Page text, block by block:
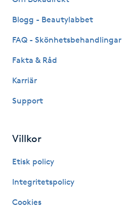
Katun fransar
Kemisk peeling
Blogg - Beautylabbet
FAQ - Skönhetsbehandlingar
Fakta & Råd
Karriär
Support
Villkor
Etisk policy
Integritetspolicy
Cookies